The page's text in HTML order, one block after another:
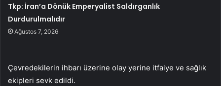
Tkp: İran’a Dönük Emperyalist Saldırganlık
Durdurulmalıdır
Ağustos 7, 2026
Çevredekilerin ihbarı üzerine olay yerine itfaiye ve sağlık
ekipleri sevk edildi.